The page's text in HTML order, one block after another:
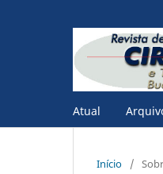
Atual
Início /